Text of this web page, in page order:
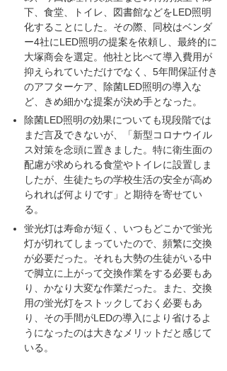
下、食堂、トイレ、図書館などをLED照明
化することにした。その際、同校はベンダ
ー4社にLED照明の提案を依頼し、最終的に
大塚商会を選定。他社と比べて導入費用が
抑えられていただけでなく、5年間保証付き
のアフターケア、除菌LED照明の導入な
ど、きめ細かな提案が決め手となった。
除菌LED照明の効果についても現段階では
まだ言及できないが、「新型コロナウイル
ス対策を念頭に置きました。特に衛生面の
配慮が求められる食堂やトイレに設置しま
したが、生徒たちの学校生活の安全が高め
られれば何よりです」と期待を寄せてい
る。
蛍光灯は寿命が短く、いつもどこかで蛍光
灯が切れてしまっていたので、頻繁に交換
が必要だった。それも大勢の生徒がいる中
で脚立に上がって交換作業をする必要もあ
り、かなり大変な作業だった。また、交換
用の蛍光灯をストックしておく必要もあ
り、その手間がLEDの導入により省けるよ
うになったのは大きなメリットだと感じて
いる。